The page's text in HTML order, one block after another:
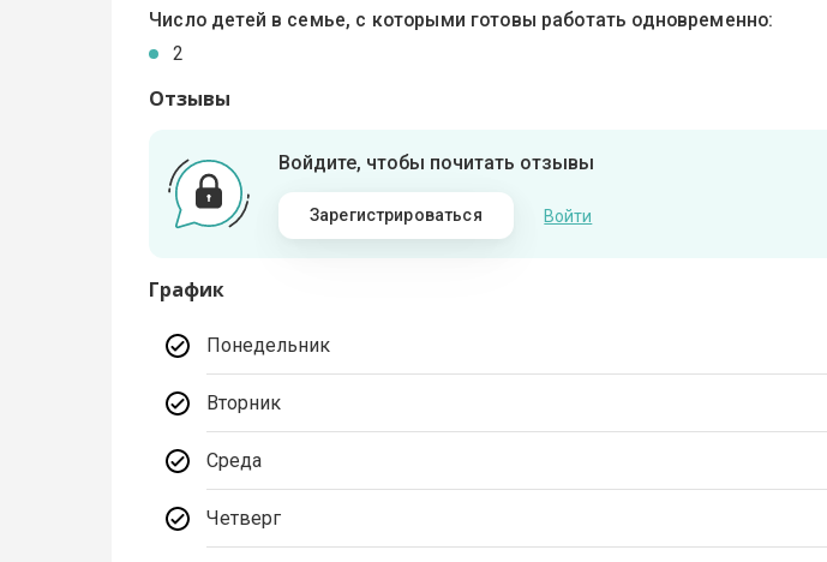
Число детей в семье, с которыми готовы работать одновременно:
2
Отзывы
Войдите, чтобы почитать отзывы
Зарегистрироваться Войти
График
Понедельник
Вторник
Среда
Четверг